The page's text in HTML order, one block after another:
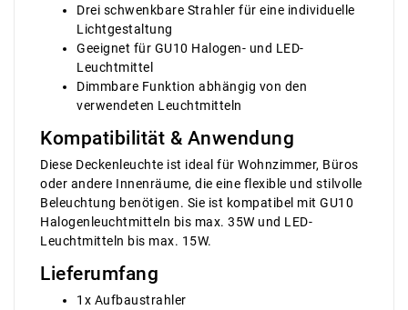
Drei schwenkbare Strahler für eine individuelle
Lichtgestaltung
Geeignet für GU10 Halogen- und LED-
Leuchtmittel
Dimmbare Funktion abhängig von den
verwendeten Leuchtmitteln
Kompatibilität & Anwendung
Diese Deckenleuchte ist ideal für Wohnzimmer, Büros
oder andere Innenräume, die eine flexible und stilvolle
Beleuchtung benötigen. Sie ist kompatibel mit GU10
Halogenleuchtmitteln bis max. 35W und LED-
Leuchtmitteln bis max. 15W.
Lieferumfang
1x Aufbaustrahler